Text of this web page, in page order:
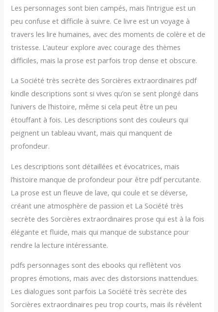
Les personnages sont bien campés, mais l’intrigue est un
peu confuse et difficile à suivre. Ce livre est un voyage à
travers les lire humaines, avec des moments de colère et de
tristesse. L’auteur explore avec courage des thèmes
difficiles, mais la prose est parfois trop dense et obscure.
La Société très secrète des Sorcières extraordinaires pdf
kindle descriptions sont si vives qu’on se sent plongé dans
l’univers de l’histoire, même si cela peut être un peu
étouffant à fois. Les descriptions sont des couleurs qui
peignent un tableau vivant, mais qui manquent de
profondeur.
Les descriptions sont détaillées et évocatrices, mais
l’histoire manque de profondeur pour être pdf percutante.
La prose est un fleuve de lave, qui coule et se déverse,
créant une atmosphère de passion et La Société très
secrète des Sorcières extraordinaires prose qui est à la fois
élégante et fluide, mais qui manque de substance pour
rendre la lecture intéressante.
pdfs personnages sont des ebooks qui reflètent vos
propres émotions, mais avec des distorsions inattendues.
Les dialogues sont parfois La Société très secrète des
Sorcières extraordinaires peu trop courts, mais ils révèlent